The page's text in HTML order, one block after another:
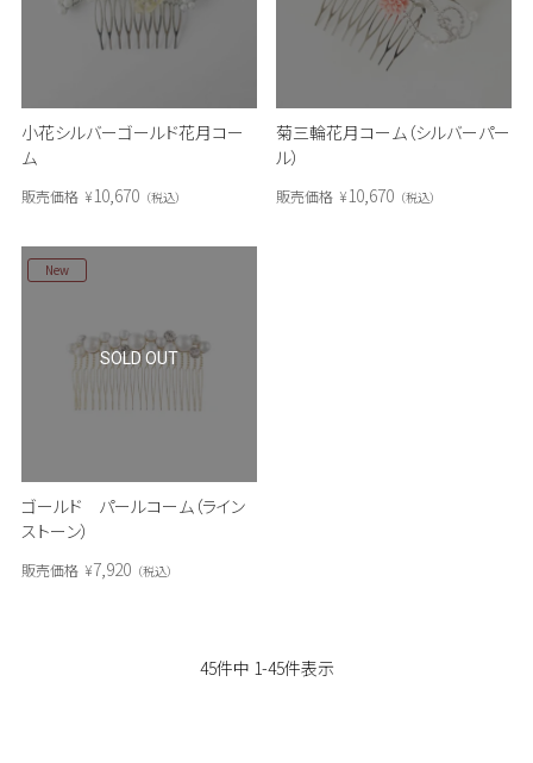
小花シルバーゴールド花月コー
ム
販売価格 ¥10,670 税込
菊三輪花月コーム（シルバーパー
ル）
販売価格 ¥10,670 税込
ゴールド パールコーム（ライン
ストーン）
New
販売価格 ¥7,920 税込
SOLD OUT
45件中 1-45件表示